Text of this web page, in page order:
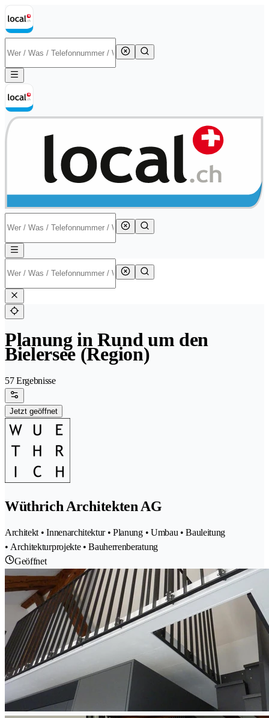
Planung in Rund um den
Bielersee (Region)
57 Ergebnisse
Jetzt geöffnet
Wüthrich Architekten AG
Architekt • Innenarchitektur • Planung • Umbau • Bauleitung
• Architekturprojekte • Bauherrenberatung
Geöffnet